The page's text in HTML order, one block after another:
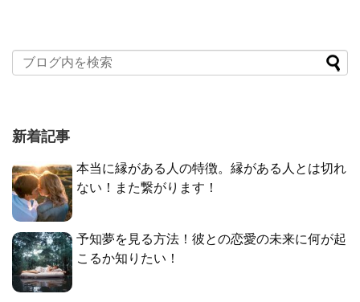
新着記事
本当に縁がある人の特徴。縁がある人とは切れ
ない！また繋がります！
予知夢を見る方法！彼との恋愛の未来に何が起
こるか知りたい！